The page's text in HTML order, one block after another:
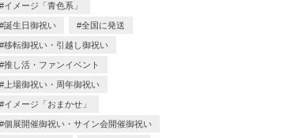
イメージ「青色系」
誕生日御祝い 全国に発送
移転御祝い・引越し御祝い
推し活・ファンイベント
上場御祝い・周年御祝い
イメージ「おまかせ」
個展開催御祝い・サイン会開催御祝い